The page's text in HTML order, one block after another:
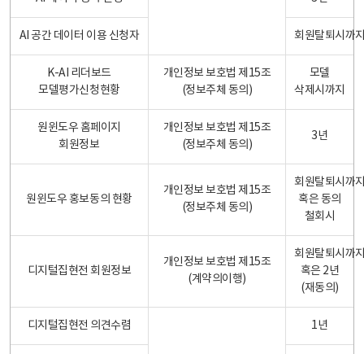
AI 공간 데이터 이용 신청자 회원탈퇴시까
K-AI 리더보드
모델평가신청현황
개인정보 보호법 제15조
(정보주체 동의)
모델
삭제시까지
원윈도우 홈페이지
회원정보
개인정보 보호법 제15조
(정보주체 동의)
3년
원윈도우 홍보동의 현황
개인정보 보호법 제15조
(정보주체 동의)
회원탈퇴시까
혹은 동의
철회시
디지털집현전 회원정보
개인정보 보호법 제15조
(계약의이행)
회원탈퇴시까
혹은 2년
(재동의)
디지털집현전 의견수렴 1년